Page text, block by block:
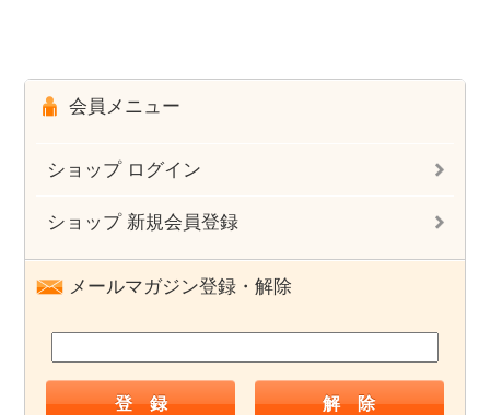
会員メニュー
ショップ ログイン
ショップ 新規会員登録
メールマガジン登録・解除